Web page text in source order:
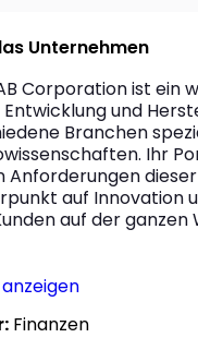
Unternehmen
Corporation ist
Entwicklung und
Branchen
Ihr
Anforderungen
auf Innovation
auf der ganzen
Finanzen